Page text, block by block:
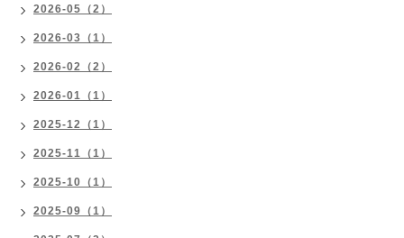
2026-05（2）
2026-03（1）
2026-02（2）
2026-01（1）
2025-12（1）
2025-11（1）
2025-10（1）
2025-09（1）